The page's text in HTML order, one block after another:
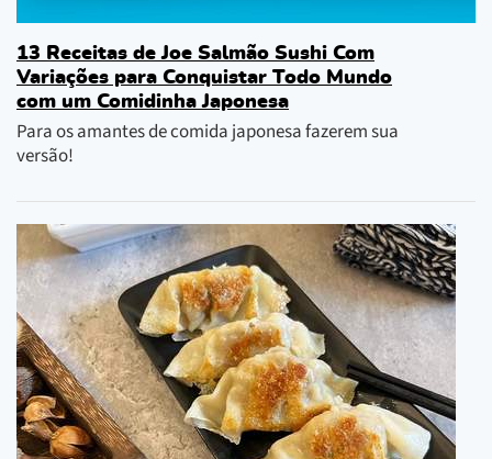
13 Receitas de Joe Salmão Sushi Com
Variações para Conquistar Todo Mundo
com um Comidinha Japonesa
Para os amantes de comida japonesa fazerem sua
versão!